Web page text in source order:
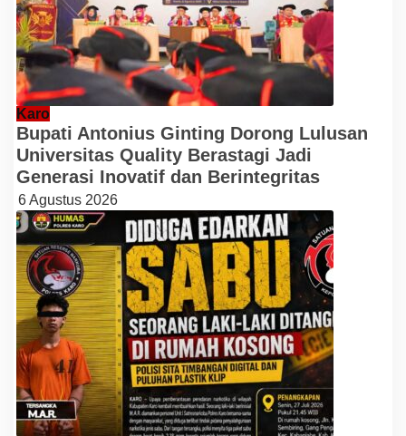
Karo
Bupati Antonius Ginting Dorong Lulusan
Universitas Quality Berastagi Jadi
Generasi Inovatif dan Berintegritas
6 Agustus 2026